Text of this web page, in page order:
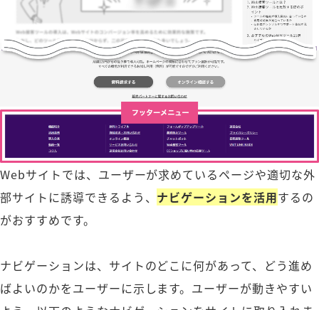
Webサイトでは、ユーザーが求めているページや適切な外
部サイトに誘導できるよう、 ナビゲーションを活用するの
がおすすめです。
ナビゲーションは、サイトのどこに何があって、どう進め
ばよいのかをユーザーに示します。ユーザーが動きやすい